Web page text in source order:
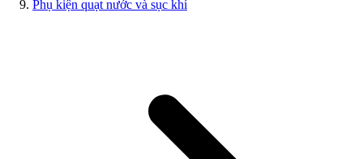
Phụ kiện quạt nước và sục khí